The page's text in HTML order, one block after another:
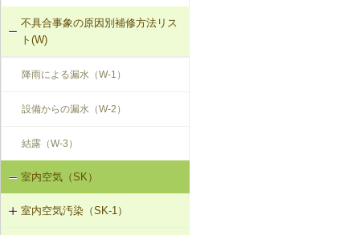
不具合事象の原因別補修方法リス
ト(W)
降雨による漏水（W-1）
設備からの漏水（W-2）
結露（W-3）
室内空気（SK）
室内空気汚染（SK-1）